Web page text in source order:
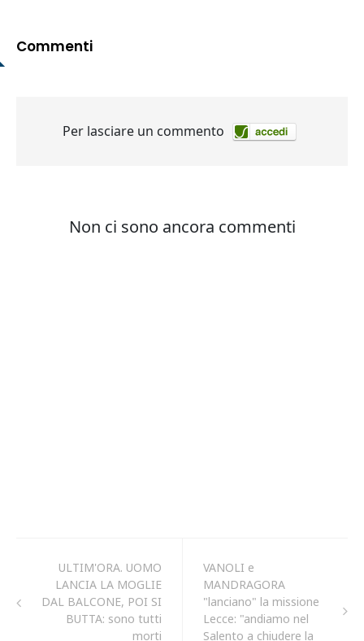
Commenti
ULTIM'ORA. UOMO
LANCIA LA MOGLIE
DAL BALCONE, POI SI
BUTTA: sono tutti
morti
VANOLI e
MANDRAGORA
"lanciano" la missione
Lecce: "andiamo nel
Salento a chiudere la